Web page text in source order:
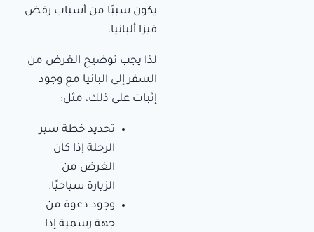
يكون سببًا من أسباب رفض
فيزا ألبانيا.
لذا يجب توضيح الغرض من
السفر إلى البانيا مع وجود
إثبات على ذلك، مثل:
تحديد خطة سير
الرحلة إذا كان
الغرض من
الزيارة سياحيًا.
وجود دعوة من
جهة رسمية إذا